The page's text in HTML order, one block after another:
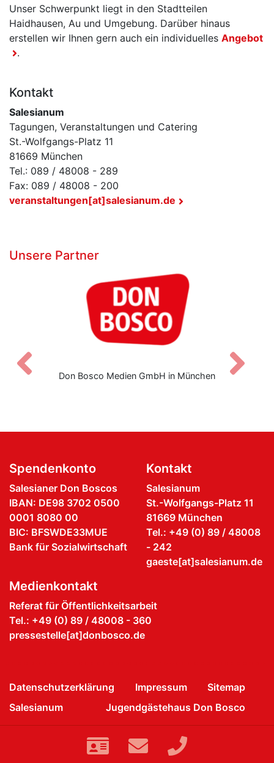
Unser Schwerpunkt liegt in den Stadtteilen
Haidhausen, Au und Umgebung. Darüber hinaus
erstellen wir Ihnen gern auch ein individuelles Angebot
.
Kontakt
Salesianum
Tagungen, Veranstaltungen und Catering
St.-Wolfgangs-Platz 11
81669 München
Tel.: 089 / 48008 - 289
Fax: 089 / 48008 - 200
veranstaltungen[at]salesianum.de
Unsere Partner
Don Bosco Medien GmbH in München
Zurück
Spendenkonto
Salesianer Don Boscos
IBAN: DE98 3702 0500
0001 8080 00
BIC: BFSWDE33MUE
Bank für Sozialwirtschaft
Kontakt
Salesianum
St.-Wolfgangs-Platz 11
81669 München
Tel.: +49 (0) 89 / 48008
- 242
gaeste[at]salesianum.de
Medienkontakt
Referat für Öffentlichkeitsarbeit
Tel.: +49 (0) 89 / 48008 - 360
pressestelle[at]donbosco.de
Datenschutzerklärung Impressum
Sitemap
Salesianum
Jugendgästehaus Don Bosco